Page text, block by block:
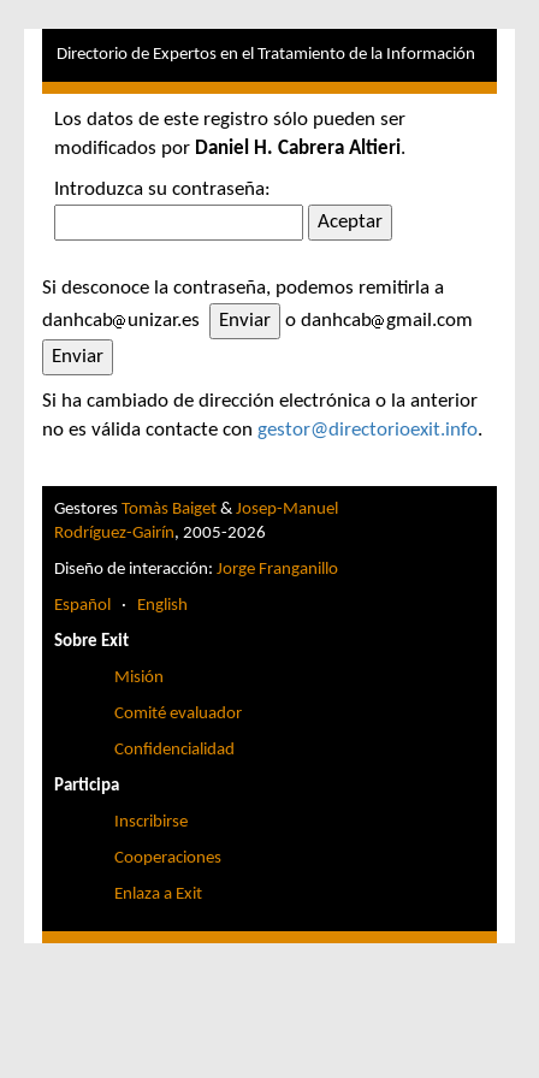
Directorio de Expertos en el Tratamiento de la Información
Los datos de este registro sólo pueden ser
modificados por Daniel H. Cabrera Altieri.
Introduzca su contraseña:
Si desconoce la contraseña, podemos remitirla a
danhcab
unizar.es o danhcab gmail.com
Si ha cambiado de dirección electrónica o la anterior
no es válida contacte con gestor@directorioexit.info.
Gestores Tomàs Baiget & Josep-Manuel
Rodríguez-Gairín, 2005-2026
Diseño de interacción: Jorge Franganillo
Español · English
Sobre Exit
Misión
Comité evaluador
Confidencialidad
Participa
Inscribirse
Cooperaciones
Enlaza a Exit